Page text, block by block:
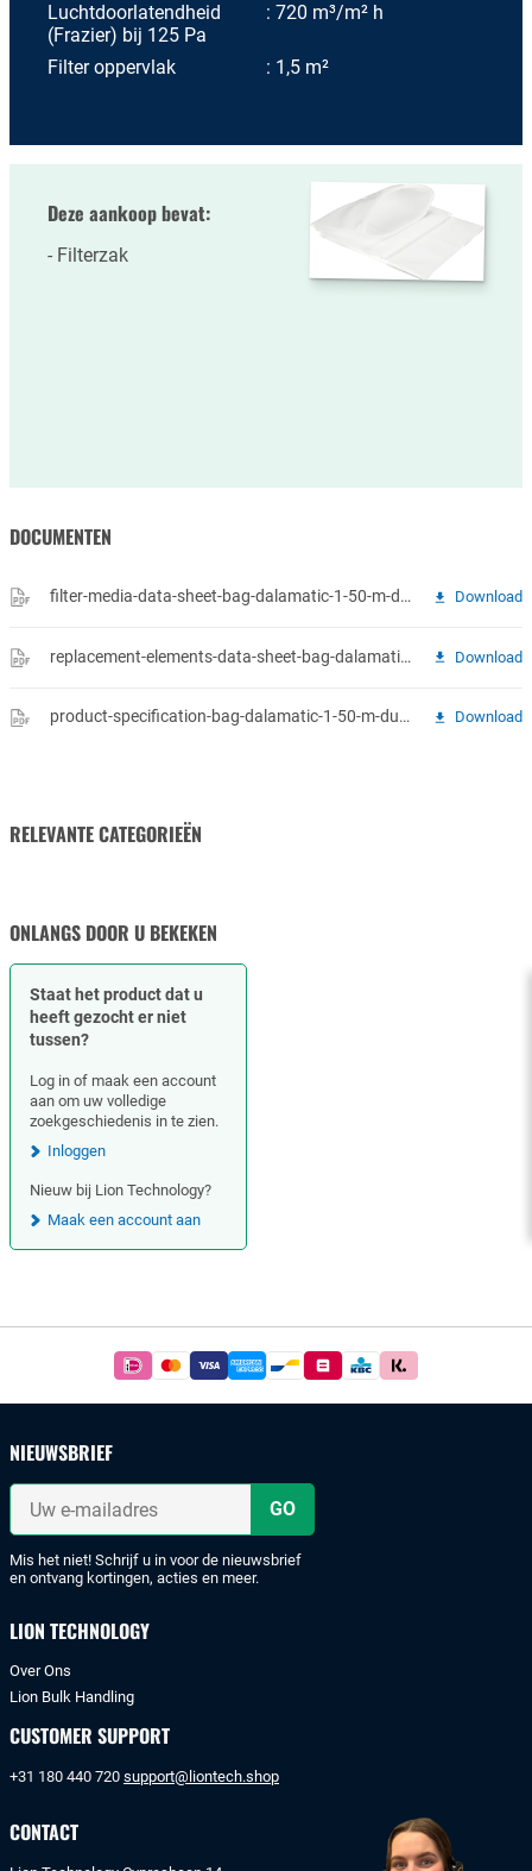
Luchtdoorlatendheid
(Frazier) bij 125 Pa
720 m³/m² h
Filter oppervlak 1,5 m²
Deze aankoop bevat:
Filterzak
DOCUMENTEN
filter-media-data-sheet-bag-dalamatic-1-50-m-dura-life-oleophobic-w-495-mm-x-l-1506-mm-donaldson.pdf Download
replacement-elements-data-sheet-bag-dalamatic-1-50-m-dura-life-oleophobic-w-495-mm-x-l-1506-mm-donaldson.pdf Download
product-specification-bag-dalamatic-1-50-m-dura-life-oleophobic-w-495-mm-x-l-1506-mm-donaldson.pdf Download
RELEVANTE CATEGORIEËN
ONLANGS DOOR U BEKEKEN
Staat het product dat u
heeft gezocht er niet
tussen?
Log in of maak een account
aan om uw volledige
zoekgeschiedenis in te zien.
Inloggen
Nieuw bij Lion Technology?
Maak een account aan
Betaal
simpel
iDeal
of
bankoverschrijving.
NIEUWSBRIEF
Uw
mailadres
Mis het niet! Schrijf u in voor de nieuwsbrief
en ontvang kortingen, acties en meer.
LION TECHNOLOGY
Over Ons
Lion Bulk Handling
CUSTOMER SUPPORT
+31 180 440 720 support@liontech.shop
CONTACT